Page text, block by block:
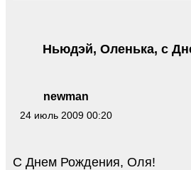
newman
24 июль 2009 00:20
Ньюдэй, Оленька, с
С Днем Рождения, Оля!